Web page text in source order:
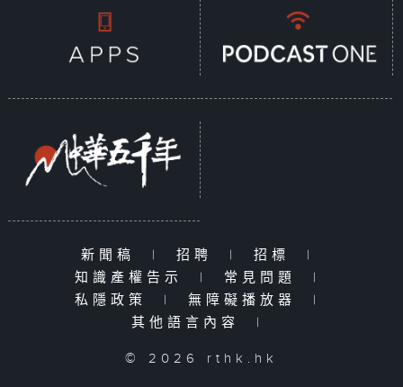
新聞稿 | 招聘 | 招標
|
知識產權告示
| 常見問題
|
私隱政策
| 無障礙播放器
|
其他語言內容
|
© 2026 rthk.hk